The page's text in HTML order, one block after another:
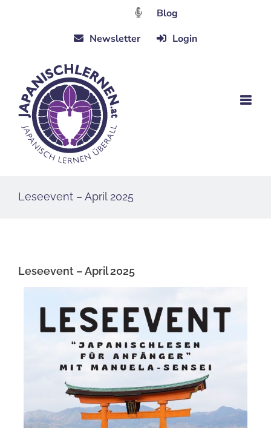
Blog
Newsletter
Login
Leseevent – April 2025
Leseevent – April 2025